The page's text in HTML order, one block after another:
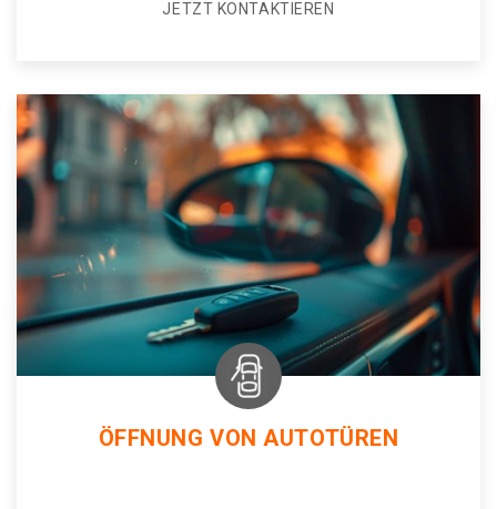
JETZT KONTAKTIEREN
ÖFFNUNG VON AUTOTÜREN